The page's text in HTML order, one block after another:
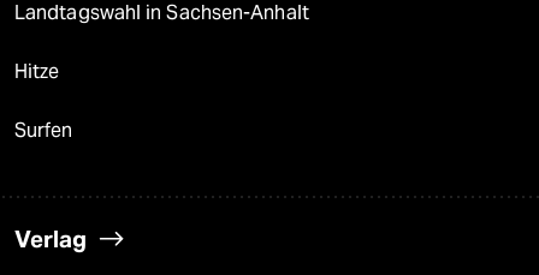
Landtagswahl in Sachsen-Anhalt
Hitze
Surfen
Verlag